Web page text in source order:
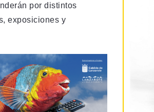
por distintos
exposiciones y